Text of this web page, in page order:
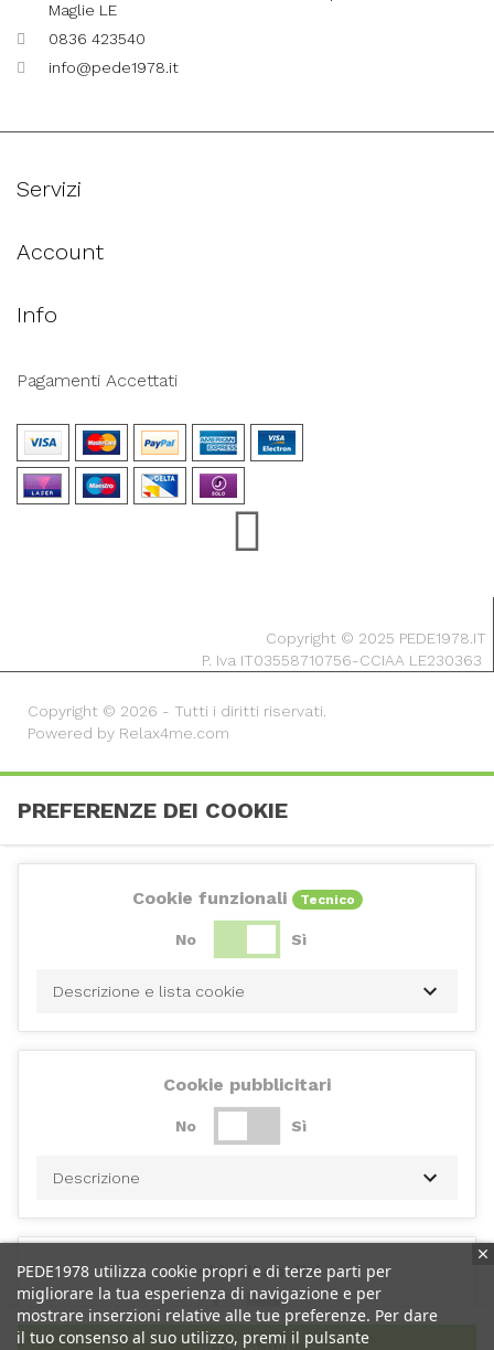
Maglie LE
0836 423540
info@pede1978.it
Servizi
Account
Info
Pagamenti Accettati
Copyright © 2025 PEDE1978.IT
P. Iva IT03558710756-CCIAA LE230363
Copyright © 2026 - Tutti i diritti riservati.
Powered by Relax4me.com
PEDE1978 utilizza cookie propri e di terze parti per
migliorare la tua esperienza di navigazione e per
mostrare inserzioni relative alle tue preferenze. Per dare
il tuo consenso al suo utilizzo, premi il pulsante
PREFERENZE DEI COOKIE
Cookie funzionali Tecnico
No Sì
Descrizione e lista cookie
Cookie pubblicitari
No Sì
Descrizione
Cookie di analisi
No Sì